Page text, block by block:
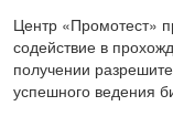
Центр «Промотест»
содействие в
получении
успешного ведения